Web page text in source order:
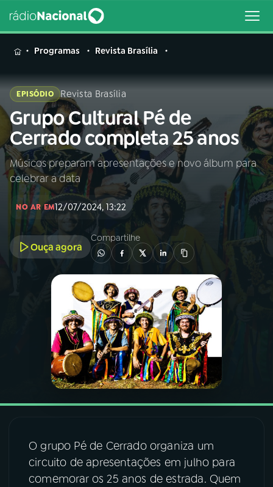
MENU
Buscar
na
Rádio
Nacional
Buscar
AO VIVO
INÍCIO
PROGRAMAÇÃO
PROGRAMAS
PODCASTS
07ÚLTIMAS
Programas Revista Brasília
EPISÓDIO Revista Brasília
Grupo Cultural Pé de
Cerrado completa 25 anos
Músicos preparam apresentações e novo álbum para
celebrar a data
NO AR EM12/07/2024, 13:22
Ouça agora
Compartilhe
O grupo Pé de Cerrado organiza um
circuito de apresentações em julho para
comemorar os 25 anos de estrada. Quem